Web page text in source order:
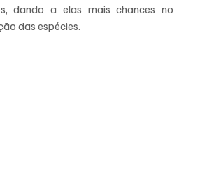
dando a elas mais chances no
das espécies.